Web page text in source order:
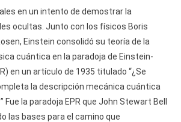
en un intento de demostrar la
ocultas. Junto con los físicos Boris
Einstein consolidó su teoría de la
cuántica en la paradoja de Einstein-
en un artículo de 1935 titulado “¿Se
la descripción mecánica cuántica
Fue la paradoja EPR que John Stewart Bell
las bases para el camino que